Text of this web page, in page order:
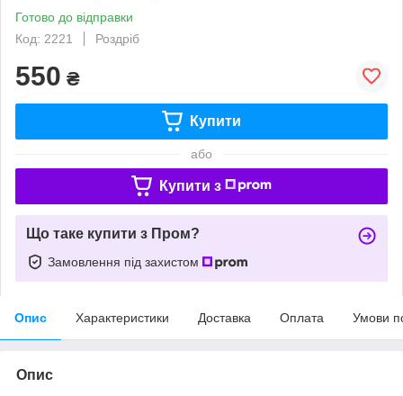
Готово до відправки
Код: 2221
Роздріб
550 ₴
Купити
або
Купити з
Що таке купити з Пром?
Замовлення під захистом
Опис Характеристики Доставка Оплата Умови
Опис